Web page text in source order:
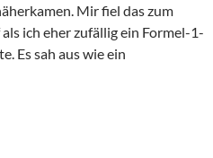
Mir fiel das zum
ich eher zufällig ein Formel-1-
Es sah aus wie ein